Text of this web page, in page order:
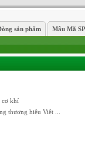
sản phẩm Mẫu Mã SP
cơ khí
thương hiệu Việt ...